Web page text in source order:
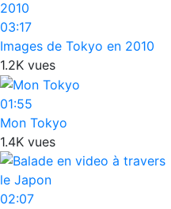
03:17
Images de Tokyo en 2010
1.2K vues
01:55
Mon Tokyo
1.4K vues
02:07